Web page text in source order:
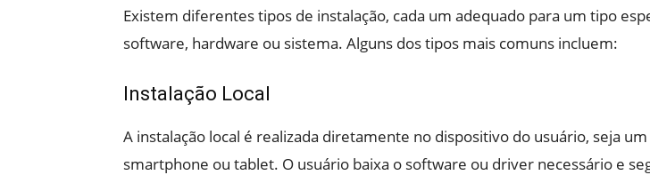
Existem diferentes tipos de instalação, cada um adequado para um tipo
software, hardware ou sistema. Alguns dos tipos mais comuns incluem:
Instalação Local
A instalação local é realizada diretamente no dispositivo do usuário, seja
smartphone ou tablet. O usuário baixa o software ou driver necessário e